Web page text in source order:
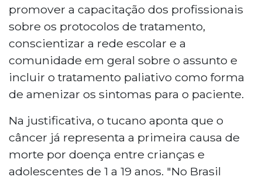
promover a capacitação dos profissionais
sobre os protocolos de tratamento,
conscientizar a rede escolar e a
comunidade em geral sobre o assunto e
incluir o tratamento paliativo como forma
de amenizar os sintomas para o paciente.
Na justificativa, o tucano aponta que o
câncer já representa a primeira causa de
morte por doença entre crianças e
adolescentes de 1 a 19 anos. "No Brasil